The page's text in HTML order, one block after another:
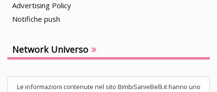
Advertising Policy
Notifiche push
Network Universo »
Le informazioni contenute nel sito BimbiSanieBelli.it hanno uno